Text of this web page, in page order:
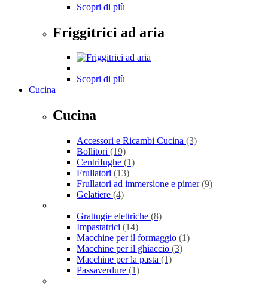
Scopri di più
Friggitrici ad aria
Scopri di più
Cucina
Cucina
Accessori e Ricambi Cucina (3)
Bollitori (19)
Centrifughe (1)
Frullatori (13)
Frullatori ad immersione e pimer(9)
Gelatiere (4)
Grattugie elettriche (8)
Impastatrici (14)
Macchine per il formaggio (1)
Macchine per il ghiaccio (3)
Macchine per la pasta (1)
Passaverdure (1)